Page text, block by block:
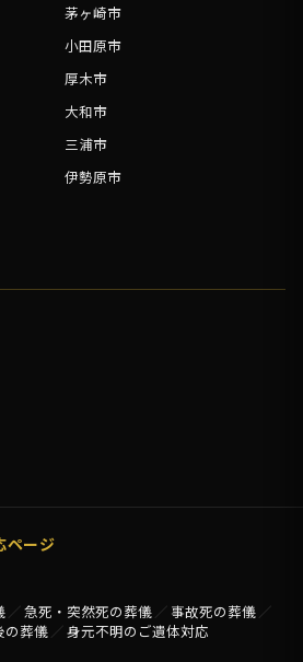
茅ヶ崎市
小田原市
厚木市
大和市
三浦市
伊勢原市
ページ
急死・突然死の葬儀
事故死の葬儀
の葬儀 身元不明のご遺体対応